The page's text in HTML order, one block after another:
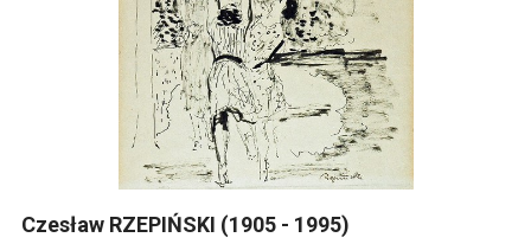
Czesław RZEPIŃSKI (1905 - 1995)